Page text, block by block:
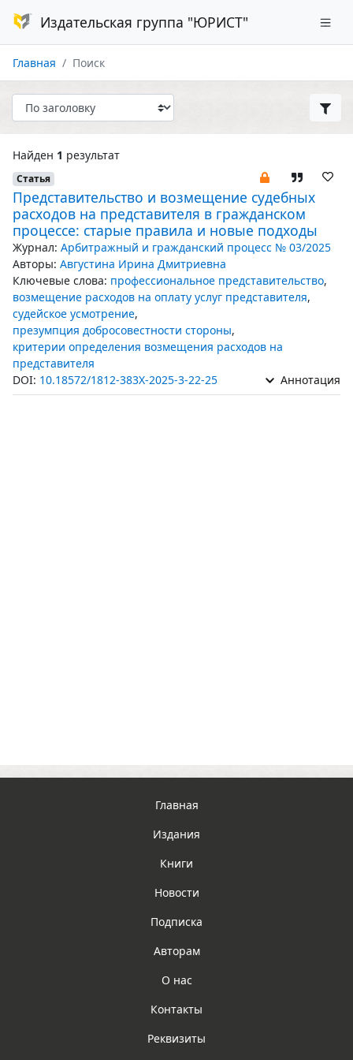
Издательская группа "ЮРИСТ"
Главная Поиск
Найден 1 результат
Статья
Представительство и возмещение судебных
расходов на представителя в гражданском
процессе: старые правила и новые подходы
Журнал: Арбитражный и гражданский процесс № 03/2025
Авторы: Августина Ирина Дмитриевна
Ключевые слова: профессиональное представительство,
возмещение расходов на оплату услуг представителя,
судейское усмотрение,
презумпция добросовестности стороны,
критерии определения возмещения расходов на
представителя
DOI: 10.18572/1812-383X-2025-3-22-25 Аннотация
Главная
Издания
Книги
Новости
Подписка
Авторам
О нас
Контакты
Реквизиты